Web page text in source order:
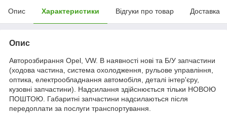
Опис Характеристики Відгуки про товар Доставка
Опис
Авторозбирання Opel, VW. В наявності нові та Б/У запчастини
(ходова частина, система охолодження, рульове управління,
оптика, електрообладнання автомобіля, деталі інтер'єру,
кузовні запчастини). Надсилання здійснюється тільки НОВОЮ
ПОШТОЮ. Габаритні запчастини надсилаються після
передоплати за послуги транспортування.